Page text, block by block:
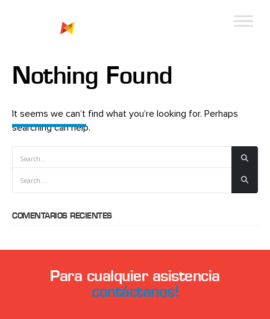
HOME 10200_WA2
Nothing Found
It seems we can’t find what you’re looking for. Perhaps
searching can help.
COMENTARIOS RECIENTES
Para cualquier asistencia
contáctanos!